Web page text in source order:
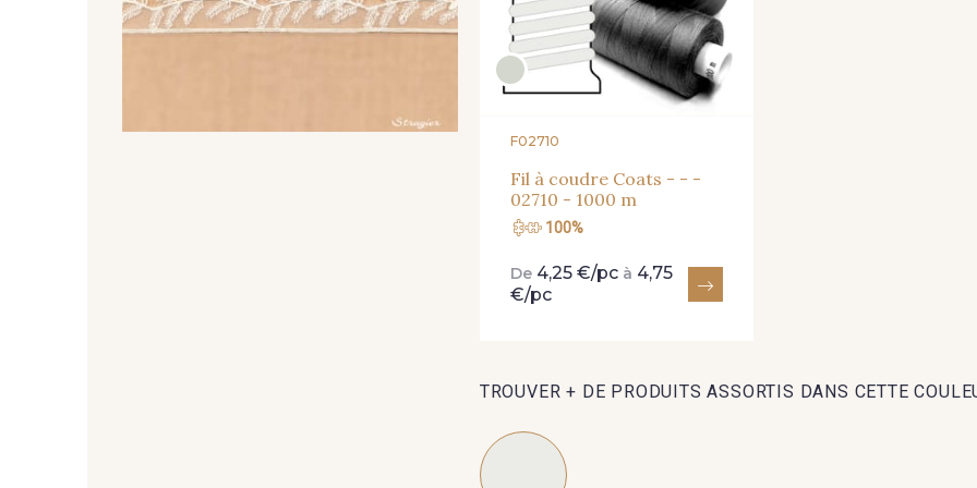
F02710
Fil à coudre Coats - - -
02710 - 1000 m
100%
De 4,25 €/pc à 4,75
€/pc
TROUVER + DE PRODUITS ASSORTIS DANS CETTE